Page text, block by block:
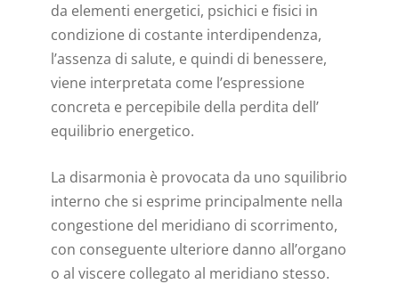
da elementi energetici, psichici e fisici in
condizione di costante interdipendenza,
l’assenza di salute, e quindi di benessere,
viene interpretata come l’espressione
concreta e percepibile della perdita dell’
equilibrio energetico.
La disarmonia è provocata da uno squilibrio
interno che si esprime principalmente nella
congestione del meridiano di scorrimento,
con conseguente ulteriore danno all’organo
o al viscere collegato al meridiano stesso.